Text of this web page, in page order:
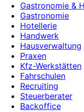
Gastronomie &
Gastronomie
Hotellerie
Handwerk
Hausverwaltung
Praxen
Kfz-Werkstätten
Fahrschulen
Recruiting
Steuerberater
Backoffice